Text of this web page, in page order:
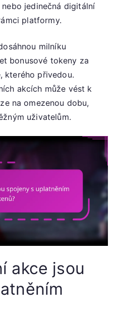
jedinečná digitální
platformy.
milníku
bonusové tokeny za
kterého přivedou.
akcích může vést k
na omezenou dobu,
uživatelům.
akce jsou